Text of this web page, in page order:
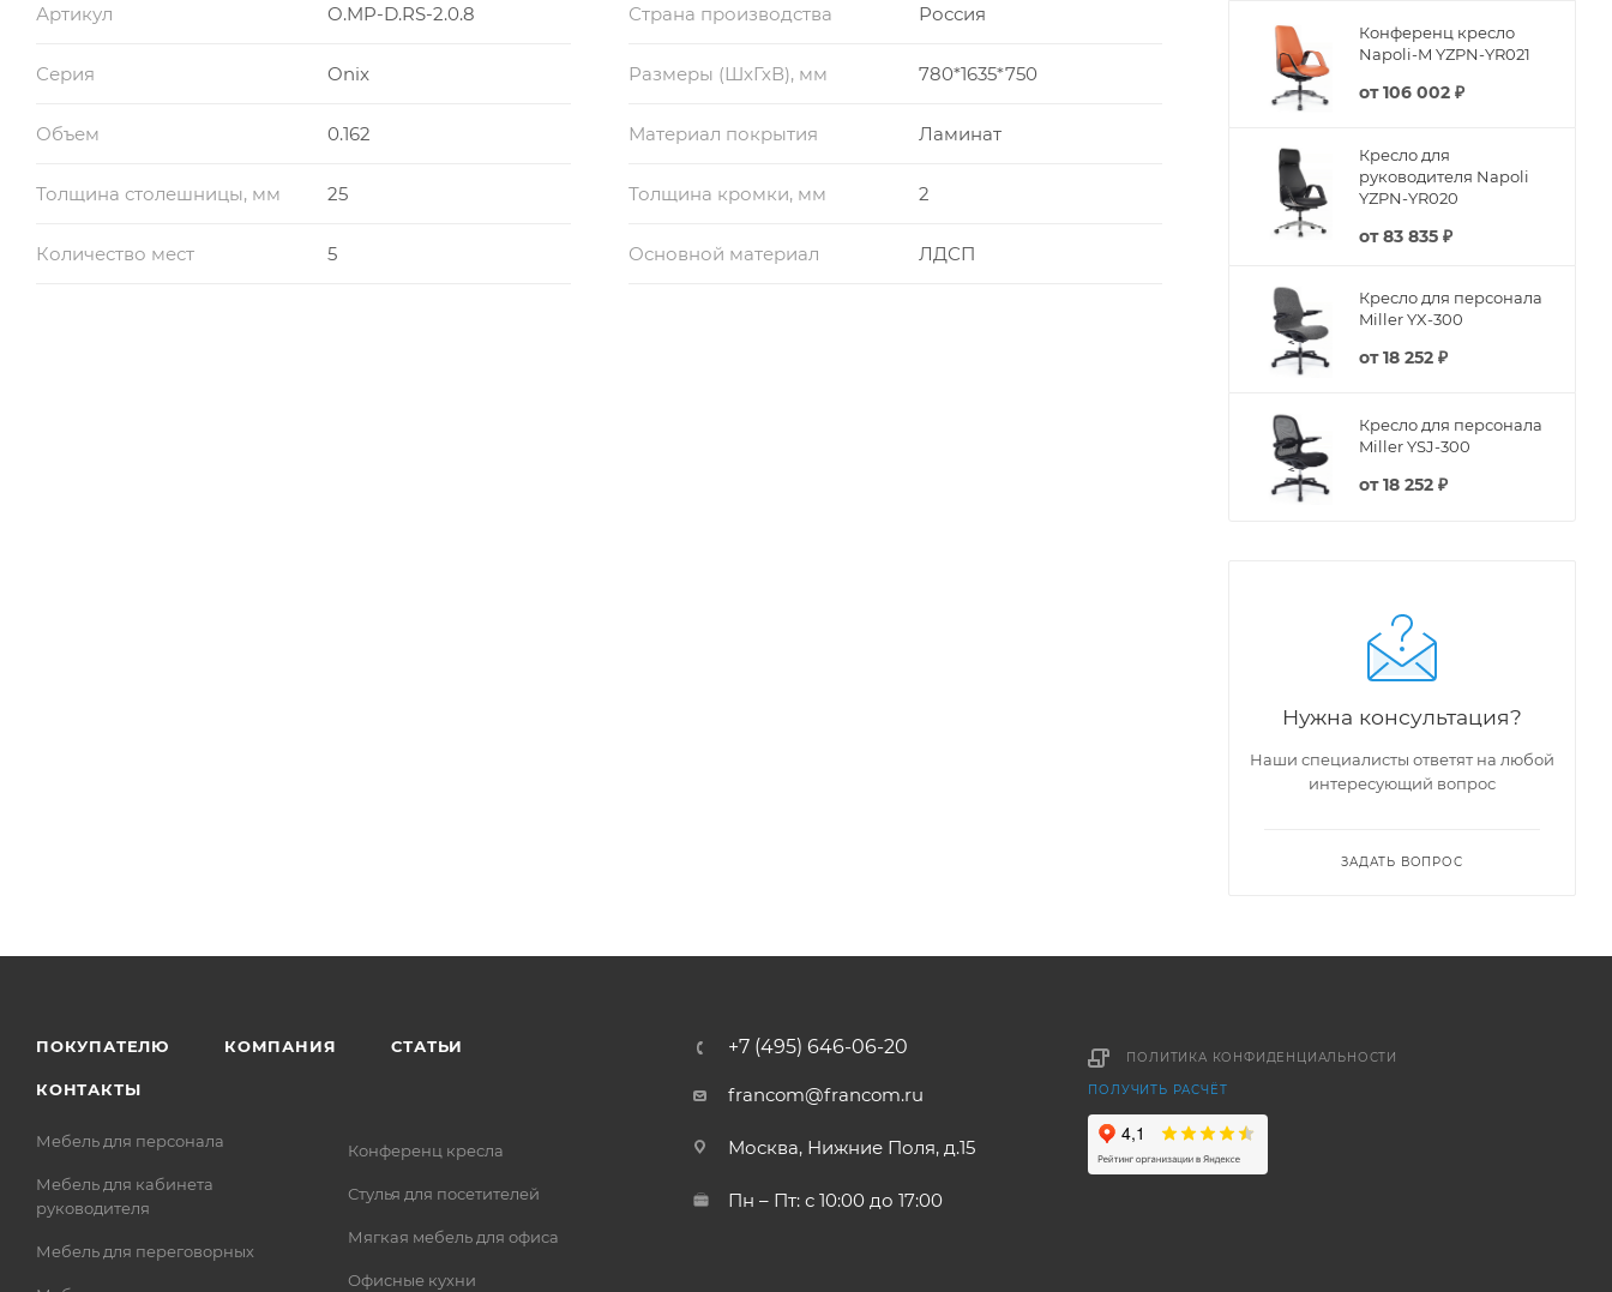
Артикул O.MP-D.RS-2.0.8 Страна производства Россия
Серия Onix Размеры (ШхГхВ), мм 780*1635*750
Объем 0.162 Материал покрытия Ламинат
Толщина столешницы, мм 25 Толщина кромки, мм 2
Количество мест 5 Основной материал ЛДСП
Конференц кресло
Napoli-M YZPN-YR021
от106 002 ₽
Кресло для
руководителя Napoli
YZPN-YR020
от83 835 ₽
Кресло для персонала
Miller YX-300
от18 252 ₽
Кресло для персонала
Miller YSJ-300
от18 252 ₽
Нужна консультация?
Наши специалисты ответят на любой
интересующий вопрос
ЗАДАТЬ ВОПРОС
ПОКУПАТЕЛЮ КОМПАНИЯ СТАТЬИ
КОНТАКТЫ
Мебель для персонала
Мебель для кабинета
руководителя
Мебель для переговорных
Конференц кресла
Стулья для посетителей
Мягкая мебель для офиса
Офисные кухни
+7 (495) 646-06-20
francom@francom.ru
Москва, Нижние Поля, д.15
Пн – Пт: с 10:00 до 17:00
ПОЛИТИКА КОНФИДЕНЦИАЛЬНОСТИ
ПОЛУЧИТЬ РАСЧЁТ